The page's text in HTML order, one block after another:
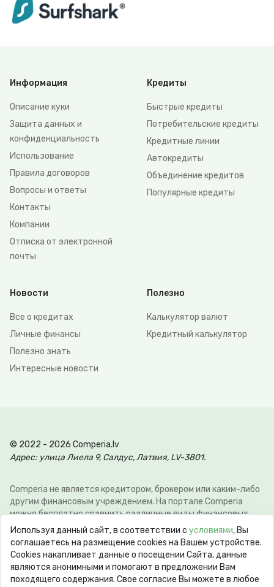
Информация
Описание куки
Защита данных и
конфиденциальность
Использование
Правила договоров
Вопросы и ответы
Контакты
Компании
Отписка от электронной
почты
Кредиты
Быстрые кредиты
Потребительские кредиты
Кредитные линии
Автокредиты
Объединение кредитов
Популярные кредиты
Новости
Все о кредитах
Личные финансы
Полезно знать
Интересные новости
Полезно
Калькулятор валют
Кредитный калькулятор
© 2022 - 2026 Comperia.lv
Адрес: улица Лиела 9, Салдус, Латвия, LV-3801.
Comperia не является кредитором, брокером или каким-либо
другим финансовым учреждением. На портале Comperia
можно бесплатно сравнить различные виды финансовых
услуг, для того что-бы клиент мог сэкономить свое время и
деньги. Э-почта:info@comperia.lv. Пример расчёта: при
взятии в долг 5000 € на 60 месяцев, ежемесячный платеж
106.93 €, общие затраты 6415.59 €, годовая процентная
ставка APR 10.78%. Максимальная годовая процентная
Используя данный сайт, в соответствии с условиями, Вы
соглашаетесь на размещение cookies на Вашем устройстве.
Сookies накапливает данные о посещении Сайта, данные
являются анонимными и помогают в предложении Вам
походящего содержания. Свое согласие Вы можете в любое